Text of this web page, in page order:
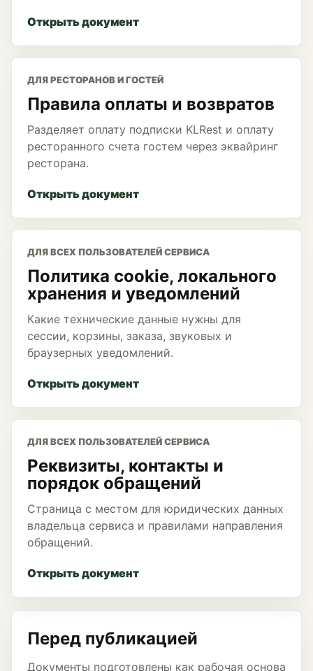
Открыть документ
ДЛЯ РЕСТОРАНОВ И ГОСТЕЙ
Правила оплаты и возвратов
Разделяет оплату подписки KLRest и оплату
ресторанного счета гостем через эквайринг
ресторана.
Открыть документ
ДЛЯ ВСЕХ ПОЛЬЗОВАТЕЛЕЙ СЕРВИСА
Политика cookie, локального
хранения и уведомлений
Какие технические данные нужны для
сессии, корзины, заказа, звуковых и
браузерных уведомлений.
Открыть документ
ДЛЯ ВСЕХ ПОЛЬЗОВАТЕЛЕЙ СЕРВИСА
Реквизиты, контакты и
порядок обращений
Страница с местом для юридических данных
владельца сервиса и правилами направления
обращений.
Открыть документ
Перед публикацией
Документы подготовлены как рабочая основа